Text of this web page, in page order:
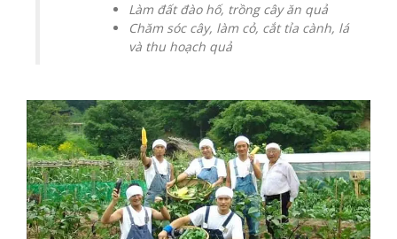
Làm đất đào hố, trồng cây ăn quả
Chăm sóc cây, làm cỏ, cắt tỉa cành, lá
và thu hoạch quả